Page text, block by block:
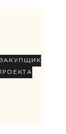
ЗАКУПЩИК